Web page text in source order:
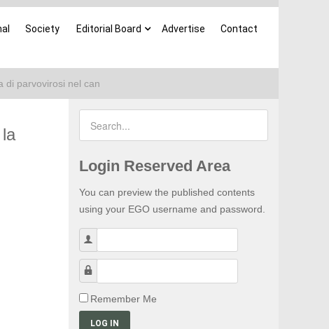
Society Editorial Board Advertise Contact
di parvovirosi nel can
Login Reserved Area
You can preview the published contents
using your EGO username and password.
Remember Me
LOG IN